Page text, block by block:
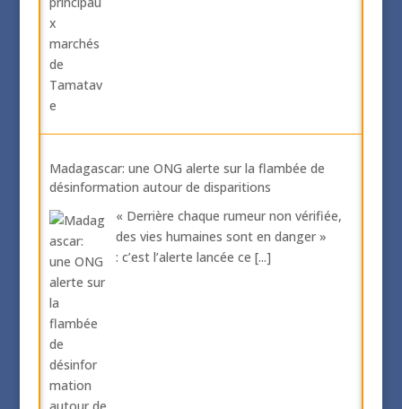
Madagascar: une ONG alerte sur la flambée de
désinformation autour de disparitions
« Derrière chaque rumeur non vérifiée,
des vies humaines sont en danger »
: c’est l’alerte lancée ce [...]